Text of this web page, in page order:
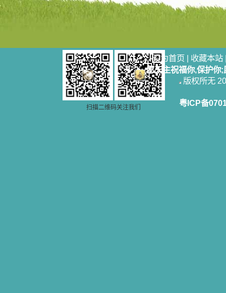
活，也立志不在这虚幻的尘世中寻求
安慰。我一读就是几个钟头，累了就
和他们一起赞颂吾主，想到那使我欣
喜欢乐的甜蜜的相会，这世界对于我
一点吸引力都没有了。 从这些书
籍里，我认识了许多爱主的人，他们
使我更亲近主，帮助我更深的认识
主，爱主。这些曾经生活在人间的圣
人圣女，内心隐藏着来自天上光照的
扫描二维码关注我们
设为首页 | 收藏本站
愿天主祝福你,保护你
版权所无
粤ICP备